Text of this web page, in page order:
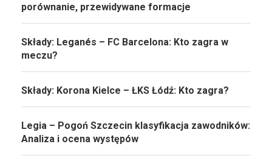
porównanie, przewidywane formacje
Składy: Leganés – FC Barcelona: Kto zagra w
meczu?
Składy: Korona Kielce – ŁKS Łódź: Kto zagra?
Legia – Pogoń Szczecin klasyfikacja zawodników:
Analiza i ocena występów